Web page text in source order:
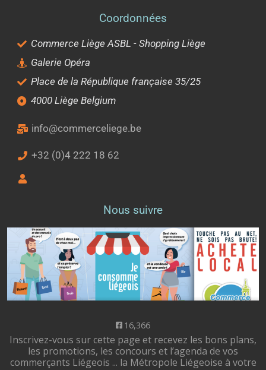
Coordonnées
Commerce Liège ASBL - Shopping Liège
Galerie Opéra
Place de la République française 35/25
4000 Liège Belgium
info@commerceliege.be
+32 (0)4 222 18 62
Nous suivre
16,366
Inscrivez-vous sur cette page et recevez les bons plans,
les promotions, les concours et l’agenda de vos
commerçants Liégeois ... la Métropole Liégeoise à votre